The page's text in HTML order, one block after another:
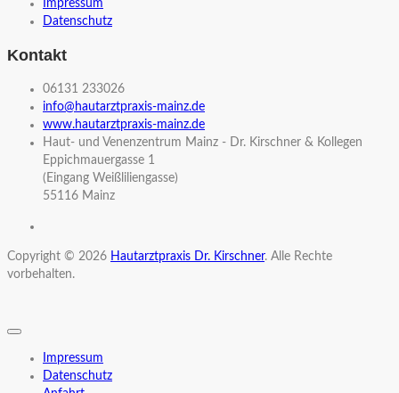
Impressum
Datenschutz
Kontakt
06131 233026
info@hautarztpraxis-mainz.de
www.hautarztpraxis-mainz.de
Haut- und Venenzentrum Mainz - Dr. Kirschner & Kollegen
Eppichmauergasse 1
(Eingang Weißliliengasse)
55116 Mainz
Copyright © 2026 Hautarztpraxis Dr. Kirschner. Alle Rechte
vorbehalten.
Impressum
Datenschutz